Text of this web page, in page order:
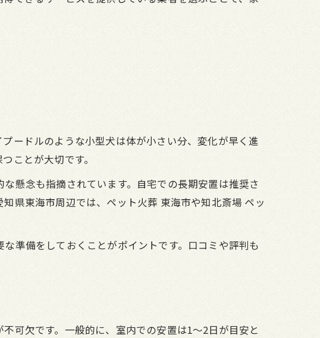
ードルのような小型犬は体が小さい分、変化が早く進
ことが大切です。
懸念も指摘されています。自宅での長期安置は推奨さ
県東海市周辺では、ペット火葬 東海市や知北斎場 ペッ
準備をしておくことがポイントです。口コミや評判も
可欠です。一般的に、室内での安置は1～2日が目安と